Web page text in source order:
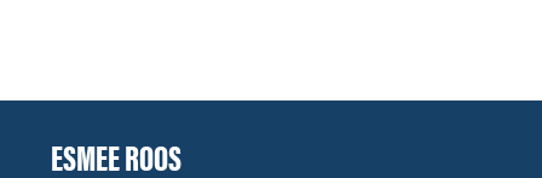
ESMEE ROOS